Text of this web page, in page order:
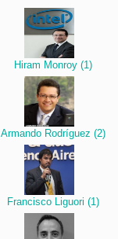
Hiram Monroy (1)
Armando Rodríguez (2)
Francisco Liguori (1)